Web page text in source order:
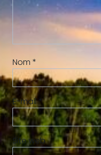
Nom *
E-mail*
Site web